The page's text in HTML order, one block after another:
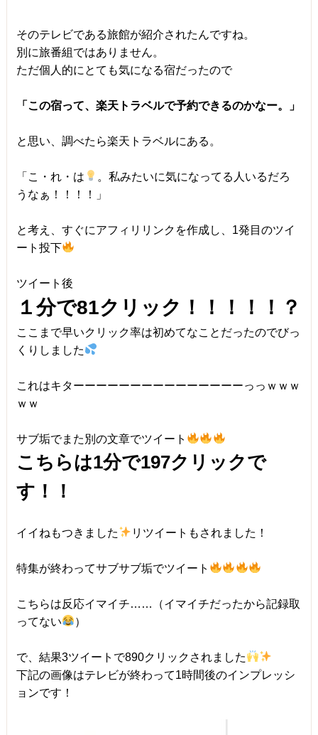
そのテレビである旅館が紹介されたんですね。
別に旅番組ではありません。
ただ個人的にとても気になる宿だったので
「この宿って、楽天トラベルで予約できるのかなー。」
と思い、調べたら楽天トラベルにある。
「こ・れ・は
。私みたいに気になってる人いるだろ
うなぁ！！！！」
と考え、すぐにアフィリリンクを作成し、1発目のツイ
ート投下
ツイート後
１分で81クリック！！！！！？
ここまで早いクリック率は初めてなことだったのでびっ
くりしました
これはキターーーーーーーーーーーーーーーっっｗｗｗ
ｗｗ
サブ垢でまた別の文章でツイート
こちらは1分で197クリックで
す！！
イイねもつきました リツイートもされました！
特集が終わってサブサブ垢でツイート
こちらは反応イマイチ……（イマイチだったから記録取
ってない
）
で、結果3ツイートで890クリックされました
下記の画像はテレビが終わって1時間後のインプレッシ
ョンです！